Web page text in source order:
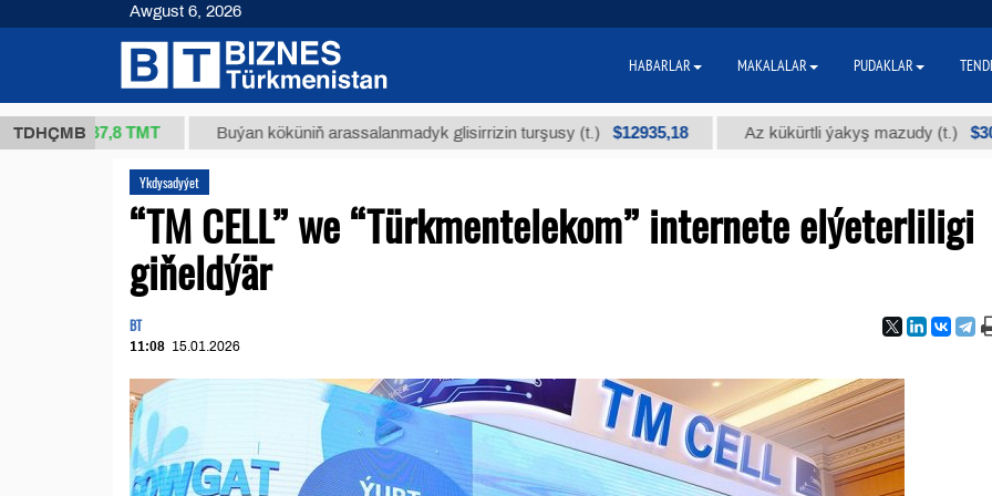
TDHÇMB
37,8 ТМТ Buýan köküniň arassalanmadyk glisirrizin turşusy (t.) $12935,18 Az kükürtli ýakyş mazudy (t.) $300
Ykdysadyýet
“TM CELL” we “Türkmentelekom” internete elýeterliligi
giňeldýär
BT
11:08 15.01.2026
Awgust 6, 2026
HABARLAR MAKALALAR PUDAKLAR